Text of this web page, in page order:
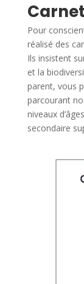
Pour
réalisé des
Ils insistent
et la
parent, vous
parcourant
niveaux
secondaire